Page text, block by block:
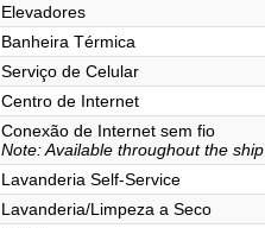
Elevadores
Banheira Térmica
Serviço de Celular
Centro de Internet
Conexão de Internet sem fio
Note: Available throughout the ship
Lavanderia Self-Service
Lavanderia/Limpeza a Seco